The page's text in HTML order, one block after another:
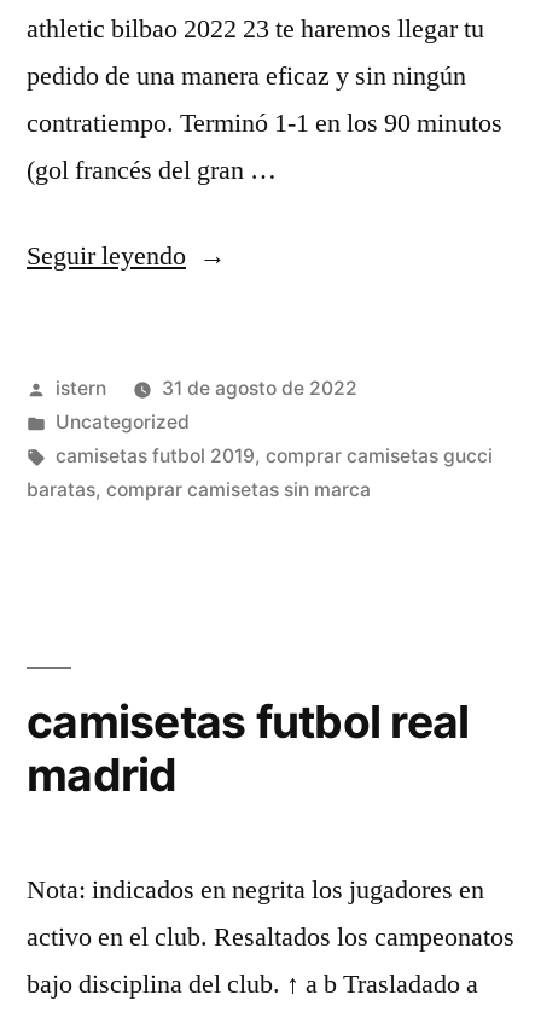
athletic bilbao 2022 23 te haremos llegar tu
pedido de una manera eficaz y sin ningún
contratiempo. Terminó 1-1 en los 90 minutos
(gol francés del gran …
Seguir leyendo«comprar
2020»
Publicado
por
istern
31 de agosto de 2022
Publicado
en
Uncategorized
Etiquetas:
camisetas futbol 2019, comprar camisetas gucci
baratas, comprar camisetas sin marca
camisetas futbol real
madrid
Nota: indicados en negrita los jugadores en
activo en el club. Resaltados los campeonatos
bajo disciplina del club. ↑ a b Trasladado a